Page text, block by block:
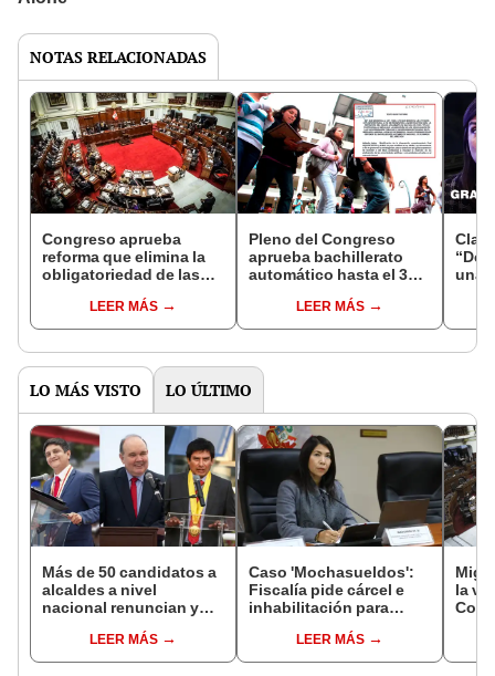
NOTAS RELACIONADAS
Congreso aprueba
reforma que elimina la
obligatoriedad de las
políticosLEER MÁS
Pleno del Congreso
aprueba bachillerato
automático hasta el 31
LEER MÁS
una
LO MÁS VISTO LO ÚLTIMO
Más de 50 candidatos a
alcaldes a nivel
nacional renuncian y
encubiertaLEER MÁS
Caso 'Mochasueldos':
Fiscalía pide cárcel e
inhabilitación para
fujimorista María
Cordero Jon Tay
LEER MÁS
la